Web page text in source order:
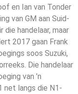
en Ian van Tonder
van GM aan Suid-
die handelaar, maar
2017 gaan Frank
soos Suzuki,
Die handelaar
van ’n
net langs die N1-